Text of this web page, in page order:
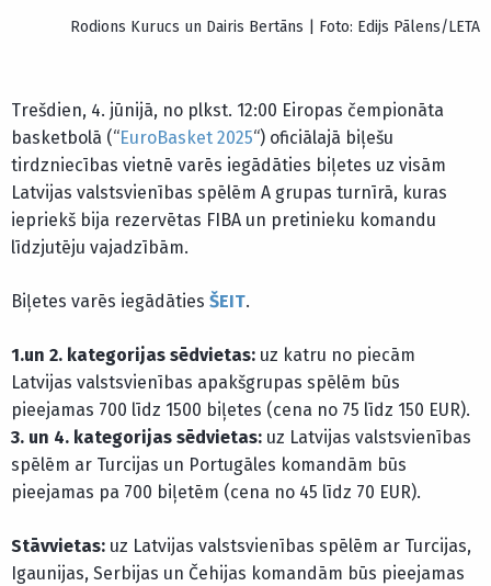
Rodions Kurucs un Dairis Bertāns | Foto: Edijs Pālens/LETA
Trešdien, 4. jūnijā, no plkst. 12:00 Eiropas čempionāta
basketbolā (“EuroBasket 2025“) oficiālajā biļešu
tirdzniecības vietnē varēs iegādāties biļetes uz visām
Latvijas valstsvienības spēlēm A grupas turnīrā, kuras
iepriekš bija rezervētas FIBA un pretinieku komandu
līdzjutēju vajadzībām.
Biļetes varēs iegādāties ŠEIT.
1.un 2. kategorijas sēdvietas: uz katru no piecām
Latvijas valstsvienības apakšgrupas spēlēm būs
pieejamas 700 līdz 1500 biļetes (cena no 75 līdz 150 EUR).
3. un 4. kategorijas sēdvietas: uz Latvijas valstsvienības
spēlēm ar Turcijas un Portugāles komandām būs
pieejamas pa 700 biļetēm (cena no 45 līdz 70 EUR).
Stāvvietas: uz Latvijas valstsvienības spēlēm ar Turcijas,
Igaunijas, Serbijas un Čehijas komandām būs pieejamas